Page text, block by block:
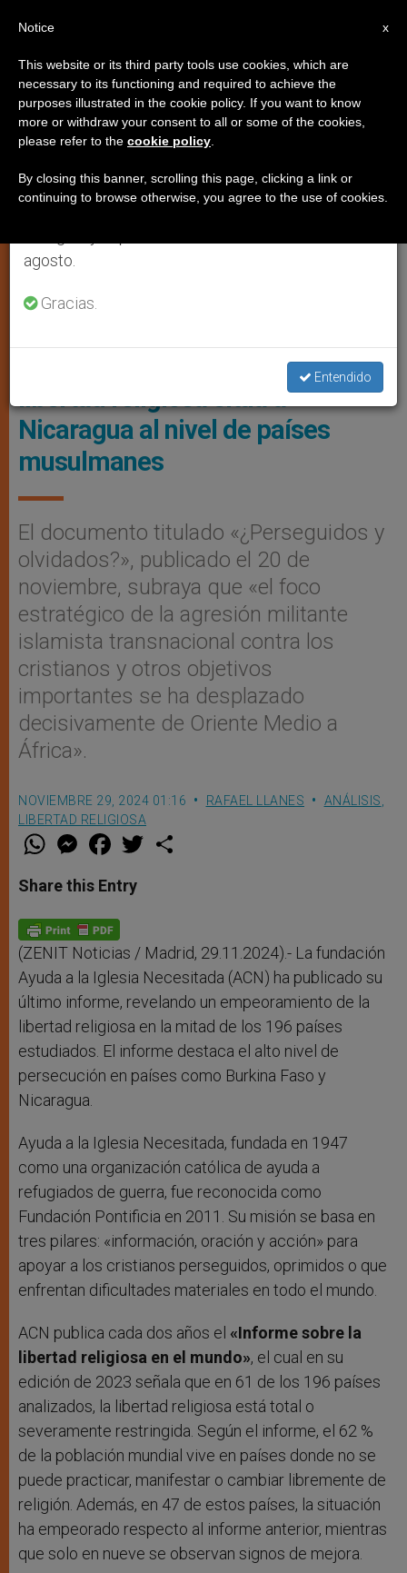
ANÁLISIS, LIBERTAD RELIGIOSA
El Informe Destaca El Alto Nivel De Persecución En Países Como
Informe internacional sobre
Nicaragua al nivel de países
musulmanes
El documento titulado «¿Perseguidos y
olvidados?», publicado el 20 de
noviembre, subraya que «el foco
estratégico de la agresión militante
islamista transnacional contra los
cristianos y otros objetivos
importantes se ha desplazado
decisivamente de Oriente Medio a
África».
NOVIEMBRE 29, 2024 01:16 RAFAEL LLANES ANÁLISIS
LIBERTAD RELIGIOSA
W
t
s
p
p
M
e
s
e
g
e
r
F
a
e
b
o
k
w
Share this Entry
(ZENIT Noticias / Madrid, 29.11.2024).- La fundación
Ayuda a la Iglesia Necesitada (ACN) ha publicado su
último informe, revelando un empeoramiento de la
libertad religiosa en la mitad de los 196 países
estudiados. El informe destaca el alto nivel de
persecución en países como Burkina Faso y
Nicaragua.
Ayuda a la Iglesia Necesitada, fundada en 1947
como una organización católica de ayuda a
refugiados de guerra, fue reconocida como
Fundación Pontificia en 2011. Su misión se basa en
tres pilares: «información, oración y acción» para
apoyar a los cristianos perseguidos, oprimidos o que
enfrentan dificultades materiales en todo el mundo.
ACN publica cada dos años el «Informe sobre la
libertad religiosa en el mundo», el cual en su
edición de 2023 señala que en 61 de los 196 países
analizados, la libertad religiosa está total o
severamente restringida. Según el informe, el 62 %
de la población mundial vive en países donde no se
puede practicar, manifestar o cambiar libremente de
religión. Además, en 47 de estos países, la situación
ha empeorado respecto al informe anterior, mientras
que solo en nueve se observan signos de mejora.
×
Aviso importante
Del 27 de julio al 7 de agosto haremos la pausa
anual, aprovechando que en el periodo de verano
se generan menos informaciones y también el
agosto.
Gracias.
Entendido
x
Notice
This website or its third party tools use cookies, which are
necessary to its functioning and required to achieve the
purposes illustrated in the cookie policy. If you want to know
more or withdraw your consent to all or some of the cookies,
please refer to the cookie policy
By closing this banner, scrolling this page, clicking a link or
continuing to browse otherwise, you agree to the use of cookies.